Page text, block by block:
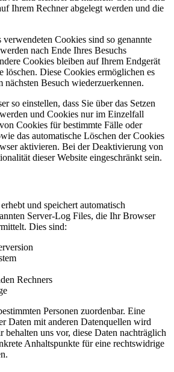
Ihrem Rechner abgelegt werden und die
Cookies sind so genannte
nach Ende Ihres Besuchs
Cookies bleiben auf Ihrem Endgerät
löschen. Diese Cookies ermöglichen es
Besuch wiederzuerkennen.
so einstellen, dass Sie über das Setzen
und Cookies nur im Einzelfall
Cookies für bestimmte Fälle oder
das automatische Löschen der Cookies
aktivieren. Bei der Deaktivierung von
dieser Website eingeschränkt sein.
und speichert automatisch
Server-Log Files, die Ihr Browser
Dies sind:
Rechners
Personen zuordenbar. Eine
Daten mit anderen Datenquellen wird
behalten uns vor, diese Daten nachträglich
Anhaltspunkte für eine rechtswidrige